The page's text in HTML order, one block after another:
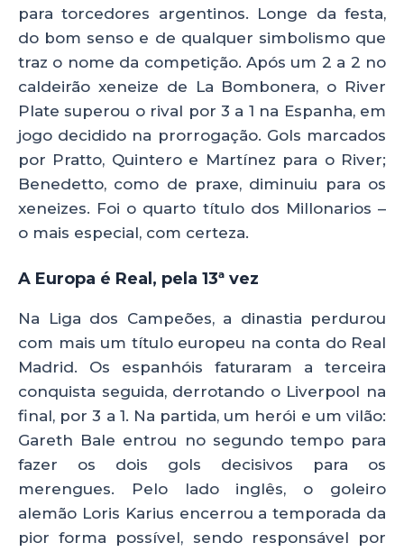
para torcedores argentinos. Longe da festa,
do bom senso e de qualquer simbolismo que
traz o nome da competição. Após um 2 a 2 no
caldeirão xeneize de La Bombonera, o River
Plate superou o rival por 3 a 1 na Espanha, em
jogo decidido na prorrogação. Gols marcados
por Pratto, Quintero e Martínez para o River;
Benedetto, como de praxe, diminuiu para os
xeneizes. Foi o quarto título dos Millonarios –
o mais especial, com certeza.
A Europa é Real, pela 13ª vez
Na Liga dos Campeões, a dinastia perdurou
com mais um título europeu na conta do Real
Madrid. Os espanhóis faturaram a terceira
conquista seguida, derrotando o Liverpool na
final, por 3 a 1. Na partida, um herói e um vilão:
Gareth Bale entrou no segundo tempo para
fazer os dois gols decisivos para os
merengues. Pelo lado inglês, o goleiro
alemão Loris Karius encerrou a temporada da
pior forma possível, sendo responsável por